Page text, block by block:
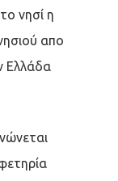
νησί η
απο
Ελλάδα